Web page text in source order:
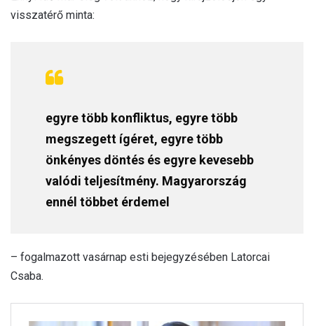
visszatérő minta:
egyre több konfliktus, egyre több
megszegett ígéret, egyre több
önkényes döntés és egyre kevesebb
valódi teljesítmény. Magyarország
ennél többet érdemel
– fogalmazott vasárnap esti bejegyzésében Latorcai
Csaba.